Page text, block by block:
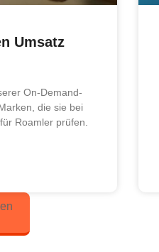
Umsatz
On-Demand-
die sie bei
Roamler prüfen.